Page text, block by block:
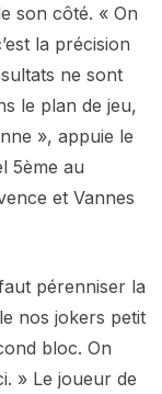
son côté. « On
la précision
ne sont
le plan de jeu,
», appuie le
5ème au
et Vannes
pérenniser la
nos jokers petit
bloc. On
» Le joueur de